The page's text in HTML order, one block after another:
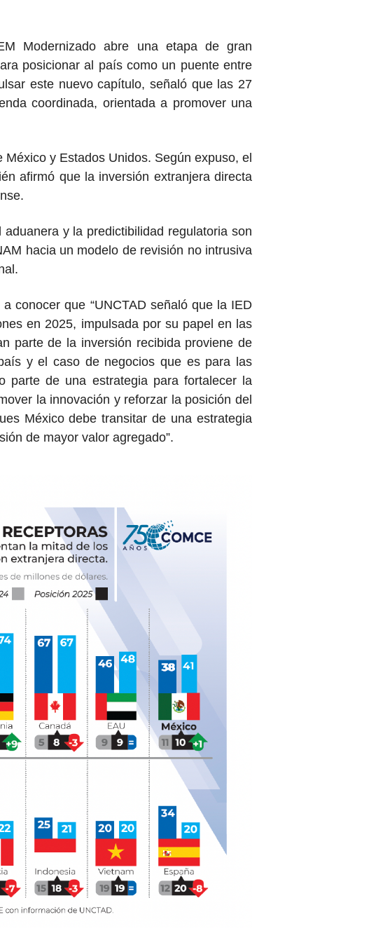
Modernizado abre una etapa de gran
posicionar al país como un puente entre
este nuevo capítulo, señaló que las 27
coordinada, orientada a promover una
y Estados Unidos. Según expuso, el
afirmó que la inversión extranjera directa
y la predictibilidad regulatoria son
hacia un modelo de revisión no intrusiva
conocer que “UNCTAD señaló que la IED
en 2025, impulsada por su papel en las
parte de la inversión recibida proviene de
y el caso de negocios que es para las
parte de una estrategia para fortalecer la
la innovación y reforzar la posición del
México debe transitar de una estrategia
de mayor valor agregado”.